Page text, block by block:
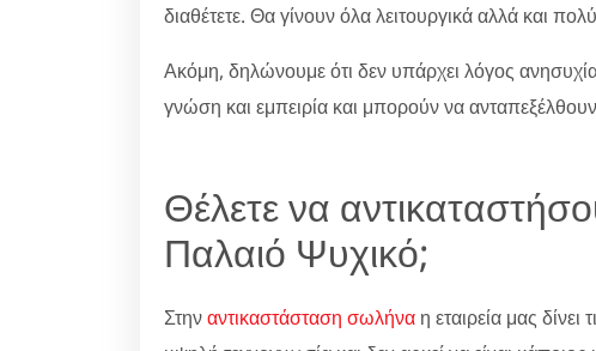
διαθέτετε. Θα γίνουν όλα λειτουργικά αλλά και
Ακόμη, δηλώνουμε ότι δεν υπάρχει λόγος
γνώση και εμπειρία και μπορούν να
Θέλετε να
Παλαιό Ψυχικό;
Στηναντικαστάσταση σωλήνα η εταιρεία μας δίνει